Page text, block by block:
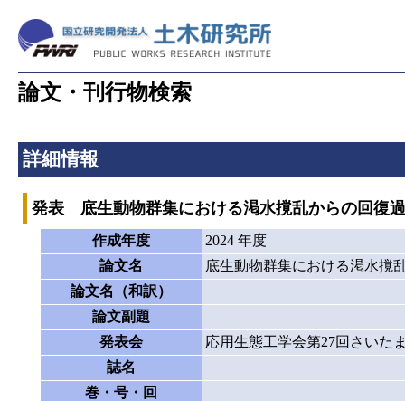
論文・刊行物検索
詳細情報
発表 底生動物群集における渇水撹乱からの回復
作成年度
2024 年度
論文名
底生動物群集における渇水撹
論文名（和訳）
論文副題
発表会
応用生態工学会第27回さいた
誌名
巻・号・回